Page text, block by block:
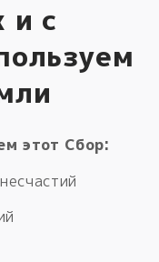
и с
этот Сбор: